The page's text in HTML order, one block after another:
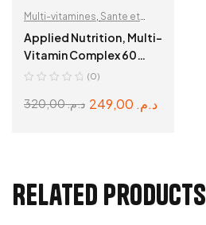
Multi-vitamines, Sante et
Bien Etre
Applied Nutrition, Multi-
Vitamin Complex 60
Capsules.
(0)
د.م.320,00 د.م.
Related products